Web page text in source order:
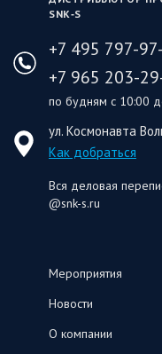
SNK‑S
+7 495 797-
+7 965 203-
по будням с 10:00
ул. Космонавта
Как добраться
Вся деловая
@snk-s.ru
Мероприятия
Новости
О компании